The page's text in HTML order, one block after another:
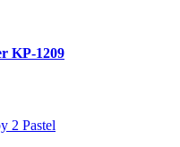
KP-1209